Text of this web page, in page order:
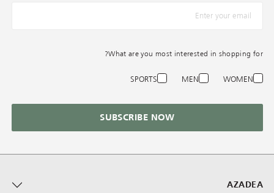
AZADEA
*البريد الإلكترونيّ
What are you most interested in shopping for?
WOMEN
MEN
SPORTS
SUBSCRIBE NOW